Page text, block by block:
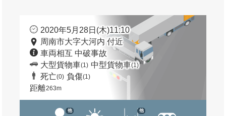
2020年5月28日(木)11:10
周南市大字大河内 付近
車両相互 中破事故
大型貨物車(1) 中型貨物車(1)
死亡(0) 負傷(1)
距離263m
他 他